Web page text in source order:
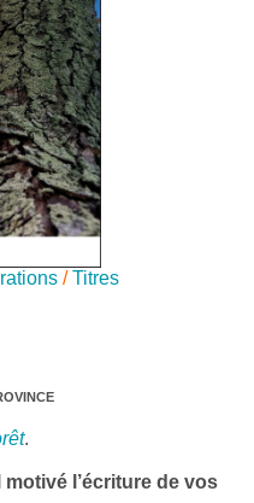
/Titres
.
l’écriture de vos